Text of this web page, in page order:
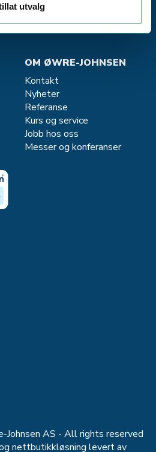
utvalg
MJØNDALEN
OM ØWRE-JOHNSEN
Kontakt
Nyheter
Referanse
Kurs og service
Jobb hos oss
Messer og konferanser
AS - All rights reserved
nettbutikkløsning levert av